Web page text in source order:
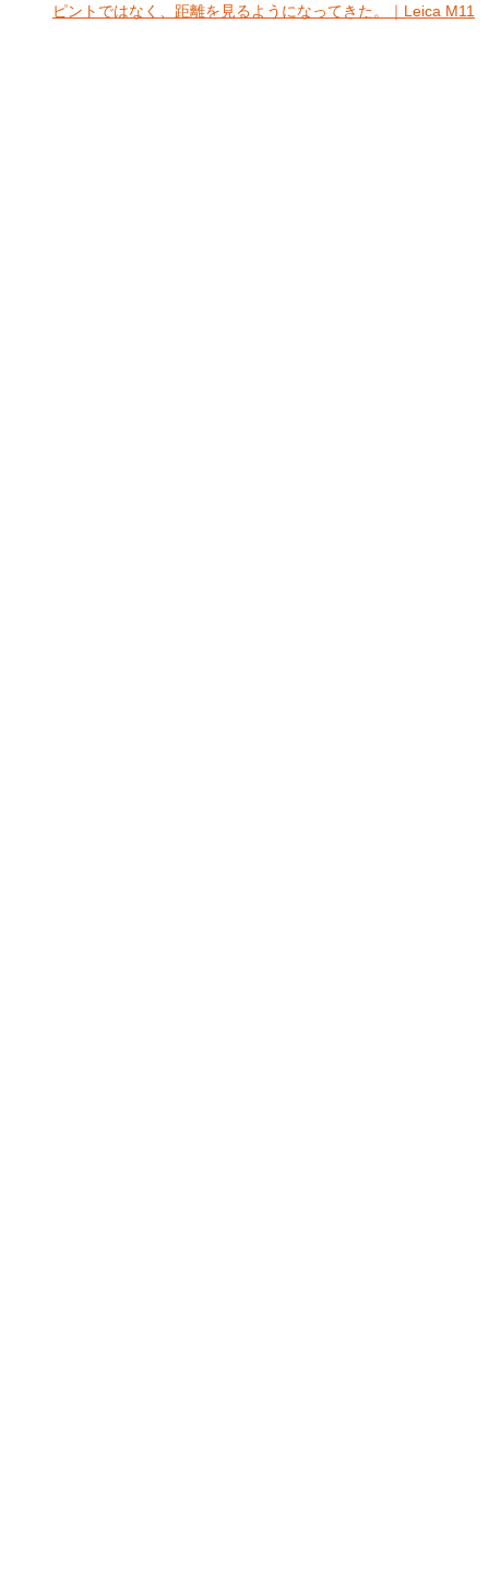
ピントではなく、距離を見るようになってきた。｜Leica M11